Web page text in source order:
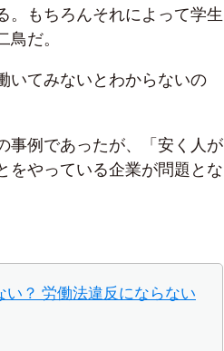
。もちろんそれによって学生
だ。
いてみないとわからないの
事例であったが、「安く人が
をやっている企業が問題とな
？ 労働法違反にならない